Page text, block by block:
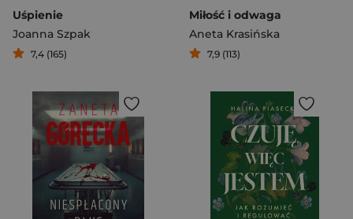
Uśpienie
Joanna Szpak
7,4 (165)
Miłość i odwaga
Aneta Krasińska
7,9 (113)